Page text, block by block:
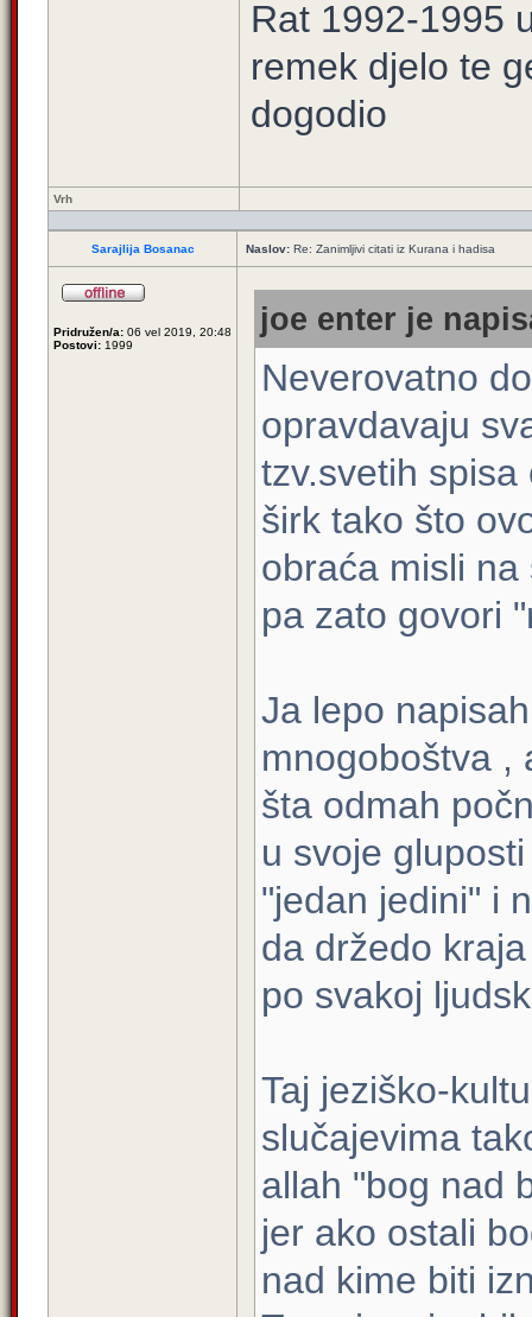
Rat 1992-1995
remek djelo te
dogodio
Vrh
Sarajlija Bosanac Naslov: Re: Zanimljivi citati iz Kurana i hadisa
Pridružen/a: 06 vel 2019, 20:48
Postovi: 1999
joe enter je
Neverovatno
opravdavaju
tzv.svetih
širk tako što
obraća misli
pa zato govori
Ja lepo
mnogoboštva ,
šta odmah
u svoje
"jedan jedini" i
da držedo
po svakoj
Taj jeziško-
slučajevima
allah "bog nad
jer ako ostali
nad kime biti